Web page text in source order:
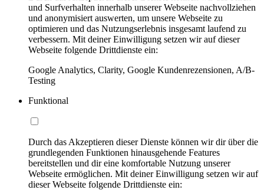
und Surfverhalten innerhalb unserer Webseite nachvollziehen
und anonymisiert auswerten, um unsere Webseite zu
optimieren und das Nutzungserlebnis insgesamt laufend zu
verbessern. Mit deiner Einwilligung setzen wir auf dieser
Webseite folgende Drittdienste ein:
Google Analytics, Clarity, Google Kundenrezensionen, A/B-
Testing
Funktional
Durch das Akzeptieren dieser Dienste können wir dir über die
grundlegenden Funktionen hinausgehende Features
bereitstellen und dir eine komfortable Nutzung unserer
Webseite ermöglichen. Mit deiner Einwilligung setzen wir auf
dieser Webseite folgende Drittdienste ein: